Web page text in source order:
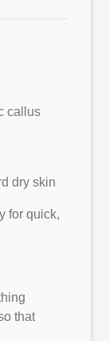
callus
dry skin
for quick,
that